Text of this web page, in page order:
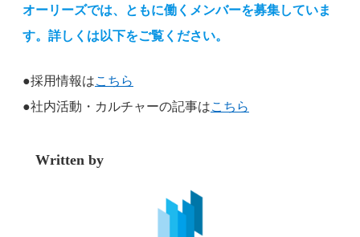
オーリーズでは、ともに働くメンバーを募集していま
す。詳しくは以下をご覧ください。
●採用情報はこちら
●社内活動・カルチャーの記事はこちら
Written by